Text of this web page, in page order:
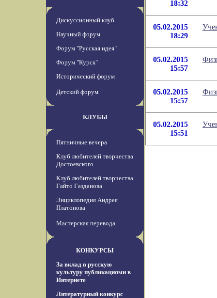
Дискуссионный клуб
Научный форум
Форум "Русская идея"
Форум "Курск"
Исторический форум
Детский форум
КЛУБЫ
Пятничные вечера
Клуб любителей творчества
Достоевского
Клуб любителей творчества
Гайто Газданова
Энциклопедия Андрея
Платонова
Мастерская перевода
КОНКУРСЫ
За вклад в русскую
культуру публикациями в
Интернете
Литературный конкурс
18:32
05.02.2015
18:29
05.02.2015
15:57
05.02.2015
15:57
05.02.2015
15:51